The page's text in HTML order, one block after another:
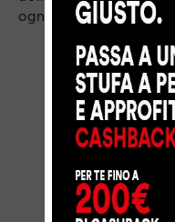
ogni volta che vuoi.